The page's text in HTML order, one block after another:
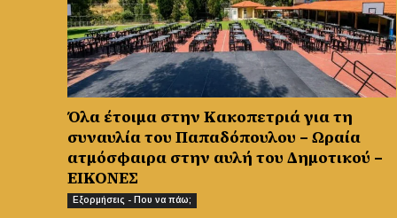
Όλα έτοιμα στην Κακοπετριά για τη
συναυλία του Παπαδόπουλου – Ωραία
ατμόσφαιρα στην αυλή του Δημοτικού –
ΕΙΚΟΝΕΣ
Εξορμήσεις - Που να πάω;